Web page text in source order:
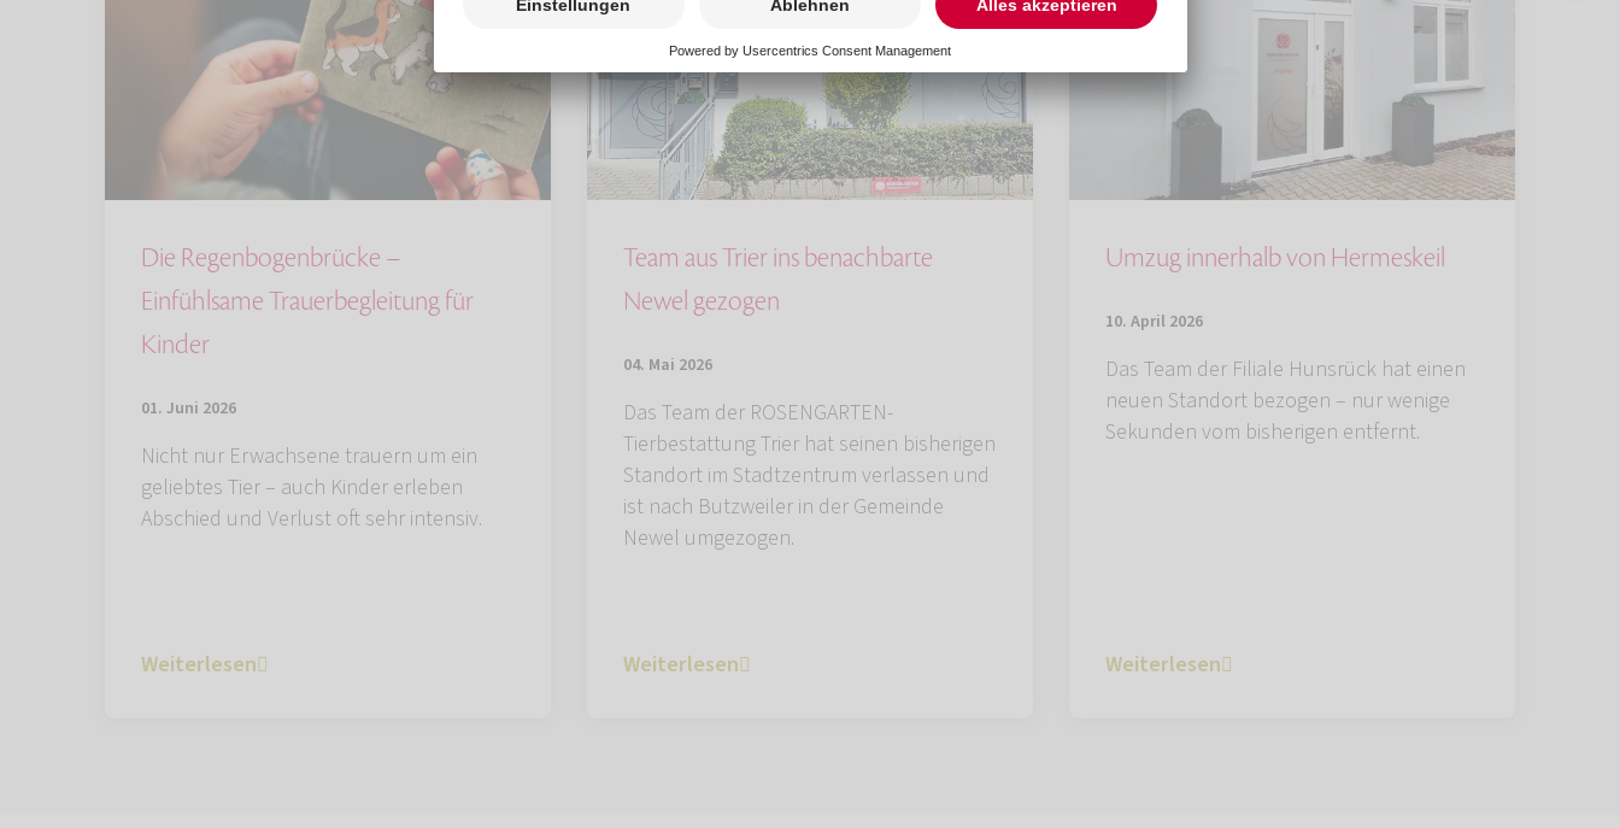
Die Regenbogenbrücke –
Einfühlsame Trauerbegleitung für
Kinder
01. Juni 2026
Nicht nur Erwachsene trauern um ein
geliebtes Tier – auch Kinder erleben
Abschied und Verlust oft sehr intensiv.
Weiterlesen
Team aus Trier ins benachbarte
Newel gezogen
04. Mai 2026
Das Team der ROSENGARTEN-
Tierbestattung Trier hat seinen bisherigen
Standort im Stadtzentrum verlassen und
ist nach Butzweiler in der Gemeinde
Newel umgezogen.
Weiterlesen
Umzug innerhalb von Hermeskeil
10. April 2026
Das Team der Filiale Hunsrück hat einen
neuen Standort bezogen – nur wenige
Sekunden vom bisherigen entfernt.
Weiterlesen